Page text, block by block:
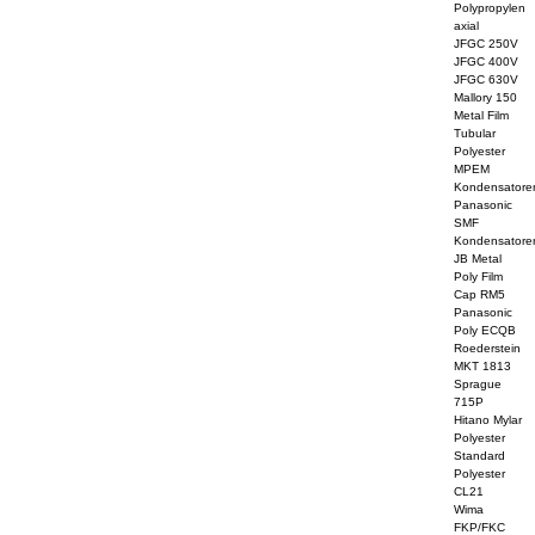
Polypropylen
axial
JFGC 250V
JFGC 400V
JFGC 630V
Mallory 150
Metal Film
Tubular
Polyester
MPEM
Panasonic
SMF
JB Metal
Poly Film
Cap RM5
Panasonic
Poly ECQB
Roederstein
MKT 1813
Sprague
715P
Hitano Mylar
Polyester
Standard
Polyester
CL21
Wima
FKP/FKC